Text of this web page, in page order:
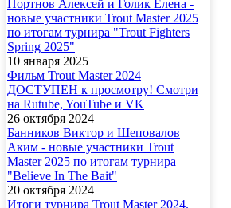
Портнов Алексей и Голик Елена -
новые участники Trout Master 2025
по итогам турнира "Trout Fighters
Spring 2025"
10 января 2025
Фильм Trout Master 2024
ДОСТУПЕН к просмотру! Смотри
на Rutube, YouTube и VK
26 октября 2024
Банников Виктор и Шеповалов
Аким - новые участники Trout
Master 2025 по итогам турнира
"Believe In The Bait"
20 октября 2024
Итоги турнира Trout Master 2024.